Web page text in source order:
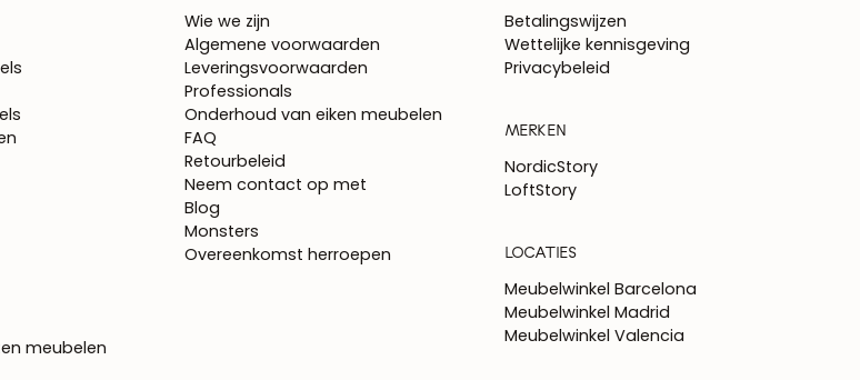
meubelen
Wie we zijn
Algemene voorwaarden
Leveringsvoorwaarden
Professionals
Onderhoud van eiken meubelen
FAQ
Retourbeleid
Neem contact op met
Blog
Monsters
Overeenkomst herroepen
Betalingswijzen
Wettelijke kennisgeving
Privacybeleid
MERKEN
NordicStory
LoftStory
LOCATIES
Meubelwinkel Barcelona
Meubelwinkel Madrid
Meubelwinkel Valencia